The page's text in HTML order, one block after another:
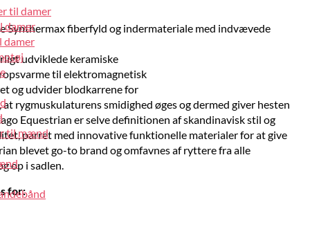
til damer
damer
damer
til mænd
Synthermax fiberfyld og indermateriale med indvævede
udviklede keramiske
til elektromagnetisk
og udvider blodkarrene for
rygmuskulaturens smidighed øges og dermed giver hesten
Equestrian er selve definitionen af skandinavisk stil og
parret med innovative funktionelle materialer for at give
blevet go-to brand og omfavnes af ryttere fra alle
op i sadlen.
for: